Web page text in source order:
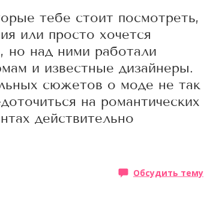
тебе стоит посмотреть,
или просто хочется
но над ними работали
и известные дизайнеры.
сюжетов о моде не так
на романтических
действительно
Обсудить тему